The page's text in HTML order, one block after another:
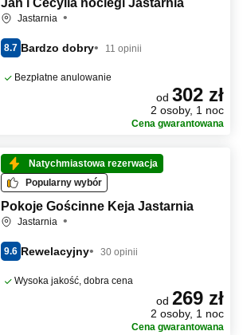
Jan i Cecylia noclegi Jastarnia
Jastarnia
8.7 Bardzo dobry 11 opinii
Bezpłatne anulowanie
od 302 zł
2 osoby, 1 noc
Cena gwarantowana
Natychmiastowa rezerwacja
Popularny wybór
Pokoje Gościnne Keja Jastarnia
Jastarnia
9.6 Rewelacyjny 30 opinii
Wysoka jakość, dobra cena
od 269 zł
2 osoby, 1 noc
Cena gwarantowana